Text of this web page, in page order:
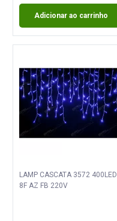
Adicionar ao carrinho
LAMP CASCATA 3572 400LED
8F AZ FB 220V